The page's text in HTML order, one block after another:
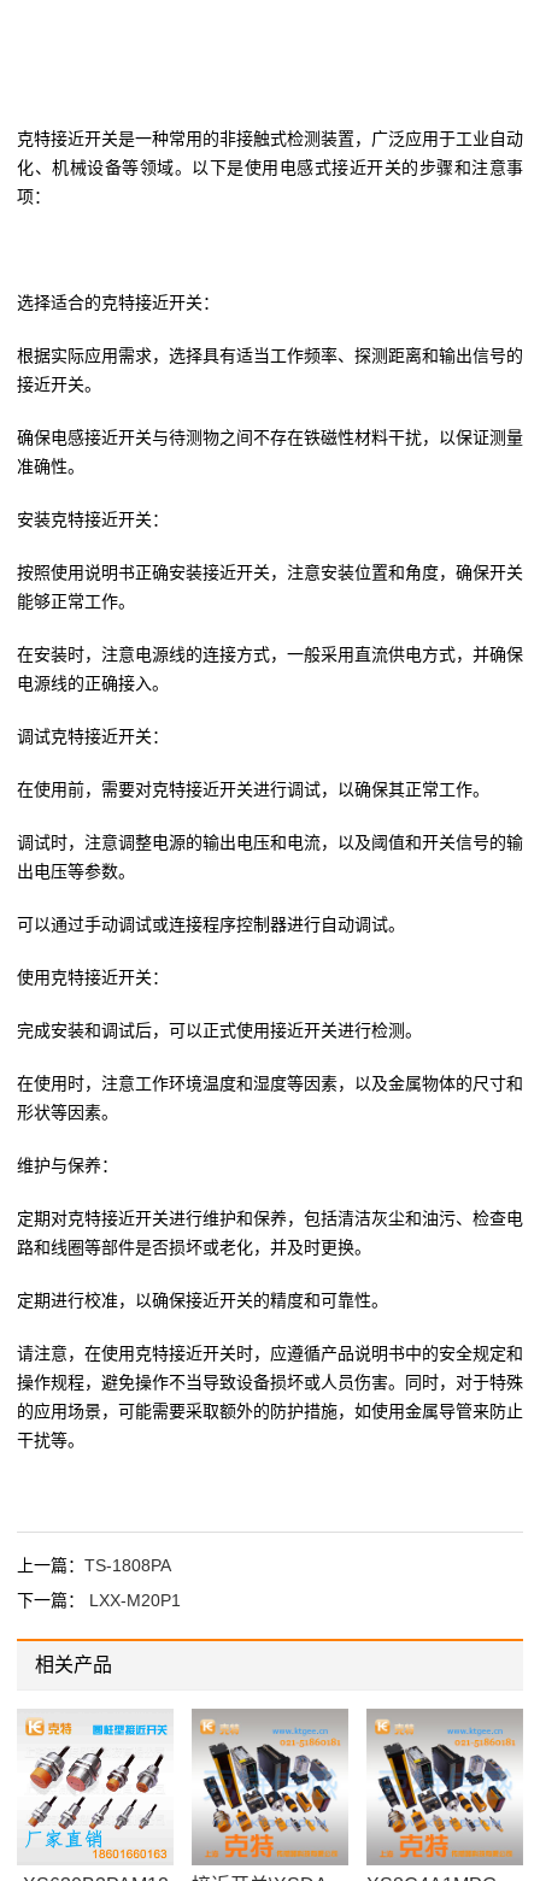
克特接近开关是一种常用的非接触式检测装置，广泛应用于工业自动
化、机械设备等领域。以下是使用电感式接近开关的步骤和注意事
项：
选择适合的克特接近开关：
根据实际应用需求，选择具有适当工作频率、探测距离和输出信号的
接近开关。
确保电感接近开关与待测物之间不存在铁磁性材料干扰，以保证测量
准确性。
安装克特接近开关：
按照使用说明书正确安装接近开关，注意安装位置和角度，确保开关
能够正常工作。
在安装时，注意电源线的连接方式，一般采用直流供电方式，并确保
电源线的正确接入。
调试克特接近开关：
在使用前，需要对克特接近开关进行调试，以确保其正常工作。
调试时，注意调整电源的输出电压和电流，以及阈值和开关信号的输
出电压等参数。
可以通过手动调试或连接程序控制器进行自动调试。
使用克特接近开关：
完成安装和调试后，可以正式使用接近开关进行检测。
在使用时，注意工作环境温度和湿度等因素，以及金属物体的尺寸和
形状等因素。
维护与保养：
定期对克特接近开关进行维护和保养，包括清洁灰尘和油污、检查电
路和线圈等部件是否损坏或老化，并及时更换。
定期进行校准，以确保接近开关的精度和可靠性。
请注意，在使用克特接近开关时，应遵循产品说明书中的安全规定和
操作规程，避免操作不当导致设备损坏或人员伤害。同时，对于特殊
的应用场景，可能需要采取额外的防护措施，如使用金属导管来防止
干扰等。
上一篇： TS-1808PA
下一篇： LXX-M20P1
相关产品